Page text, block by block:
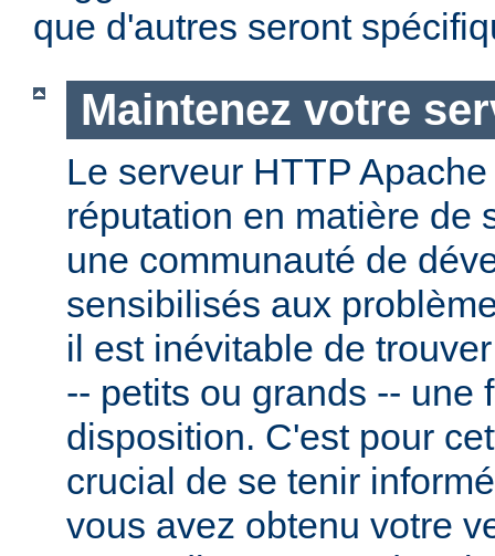
que d'autres seront
Maintenez votre
Le serveur HTTP
réputation en matière de
une communauté de
sensibilisés aux
il est inévitable de
-- petits ou grands -- une
disposition. C'est pour
crucial de se tenir
vous avez obtenu votre